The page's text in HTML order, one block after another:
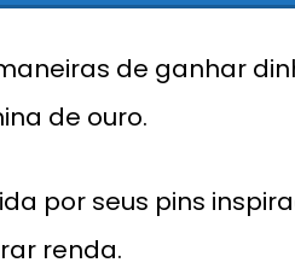
de ganhar
de ouro.
por seus pins
renda.